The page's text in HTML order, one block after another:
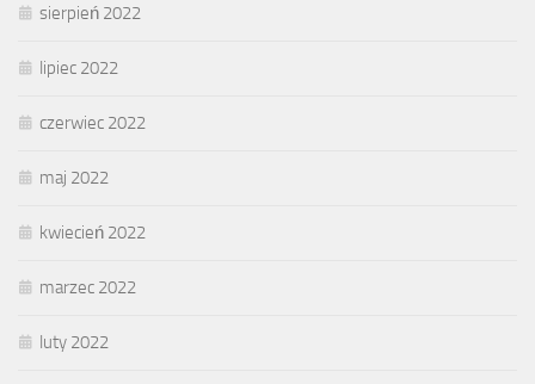
sierpień 2022
lipiec 2022
czerwiec 2022
maj 2022
kwiecień 2022
marzec 2022
luty 2022